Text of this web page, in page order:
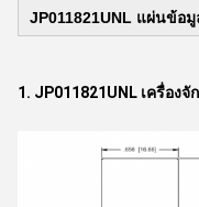
JP011821UNL แผ่นข้อมู
1. JP011821UNL เครื่องจั